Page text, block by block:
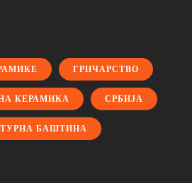
ГРНЧАРСТВО
КЕРАМИКА СРБИЈА
БАШТИНА